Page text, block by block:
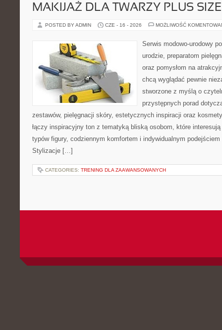
MAKIJAŻ DLA TWARZY PLUS SIZE
POSTED BY ADMIN CZE - 16 - 2026 MOŻLIWOŚĆ
Serwis modowo-urodowy
urodzie, preparatom
oraz pomysłom na
chcą wyglądać pewnie
stworzone z myślą o
przystępnych porad
zestawów, pielęgnacji skóry, estetycznych inspiracji oraz
łączy inspiracyjny ton z tematyką bliską osobom, które
typów figury, codziennym komfortem i indywidualnym
Stylizacje […]
CATEGORIES: TRENING DLA ZAAWANSOWANYCH